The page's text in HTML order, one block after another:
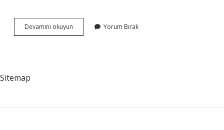
Devamını okuyun
Nedir
Yorum Bırak
Sitemap